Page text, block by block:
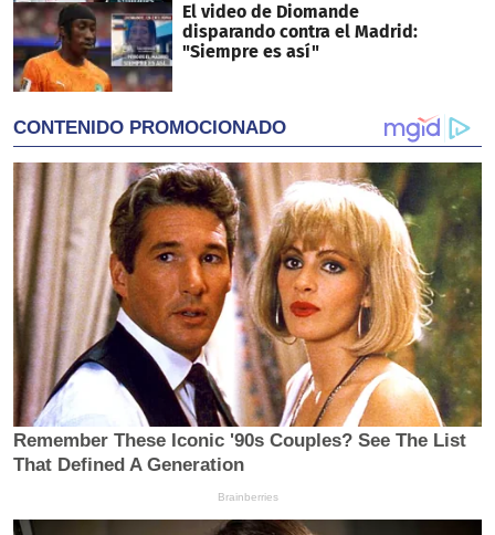
El video de Diomande
disparando contra el Madrid:
"Siempre es así"